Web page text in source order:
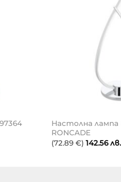
Настолна лампа
RONCADE
(72.89 €) 142.56лв.